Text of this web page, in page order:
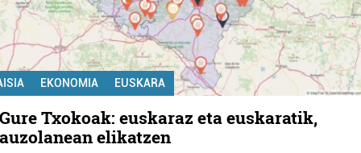
EKONOMIA EUSKARA
Txokoak: euskaraz eta euskaratik,
elikatzen